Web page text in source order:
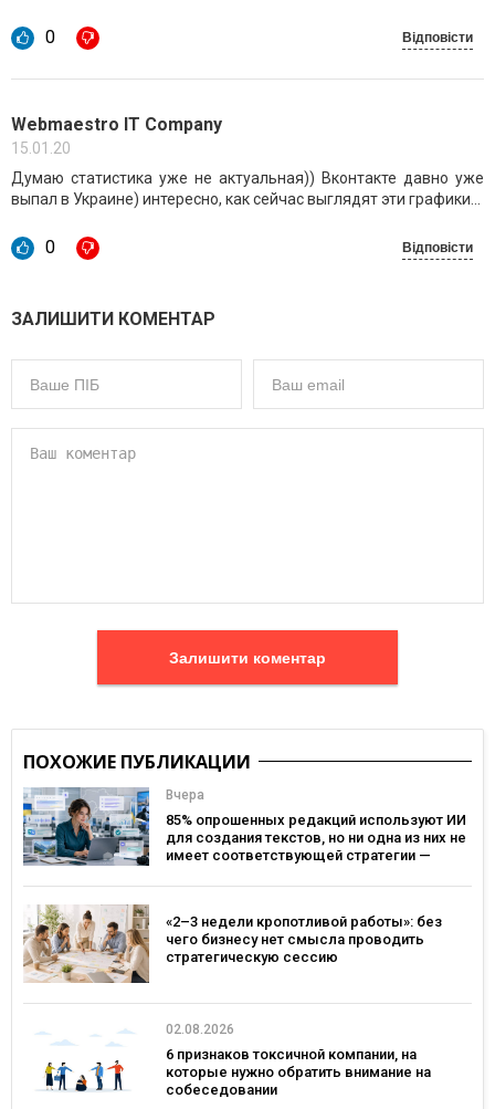
0 Відповісти
Webmaestro IT Company
15.01.20
Думаю статистика уже не актуальная)) Вконтакте давно уже
выпал в Украине) интересно, как сейчас выглядят эти графики...
0 Відповісти
ЗАЛИШИТИ КОМЕНТАР
Залишити коментар
ПОХОЖИЕ ПУБЛИКАЦИИ
Вчера
85% опрошенных редакций используют ИИ
для создания текстов, но ни одна из них не
имеет соответствующей стратегии —
«2–3 недели кропотливой работы»: без
чего бизнесу нет смысла проводить
стратегическую сессию
02.08.2026
6 признаков токсичной компании, на
которые нужно обратить внимание на
собеседовании